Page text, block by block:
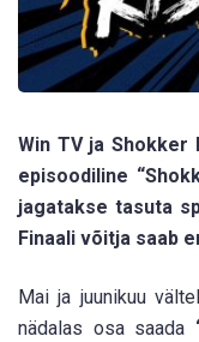
Win TV ja
episoodiline
jagatakse tasuta
Finaali võitja saab
Mai ja juunikuu
nädalas osa saada